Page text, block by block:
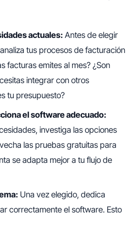
actuales: Antes de elegir
tus procesos de facturación
facturas emites al mes? ¿Son
integrar con otros
tu presupuesto?
el software adecuado:
investiga las opciones
las pruebas gratuitas para
se adapta mejor a tu flujo de
Una vez elegido, dedica
correctamente el software. Esto